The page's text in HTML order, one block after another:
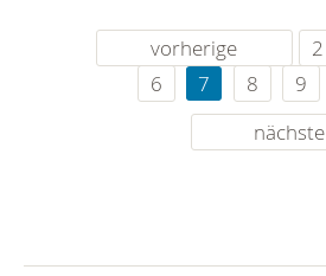
vorherige 2
6
7 8 9
nächste